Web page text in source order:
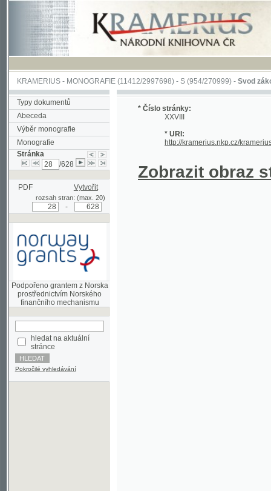
KRAMERIUS-MONOGRAFIE(11412/2997698) -S (954/270999)-Svod zákonův
Typy dokumentů
Abeceda
Výběr monografie
Monografie
Stránka
/628
PDF Vytvořit
rozsah stran: (max. 20)
Podpořeno grantem z Norska
prostřednictvím Norského
hledat na aktuální
stránce
Pokročilé vyhledávání
* Číslo stránky:
XXVIII
* URI:
http://kramerius.nkp.cz/kramerius/